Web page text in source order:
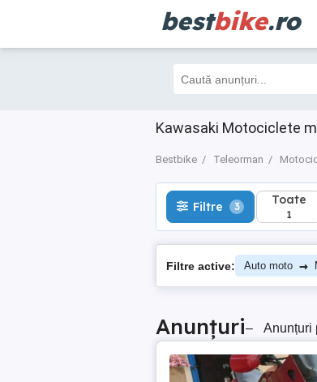
bestbike.ro
Kawasaki Motociclete
Bestbike Teleorman
Filtre 3 Toate
1
Filtre 3 Toate
1
Filtre active: Auto moto →
Anunțuri– Anunțuri